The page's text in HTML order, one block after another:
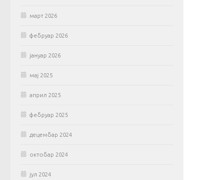
март 2026
фебруар 2026
јануар 2026
мај 2025
април 2025
фебруар 2025
децембар 2024
октобар 2024
јул 2024